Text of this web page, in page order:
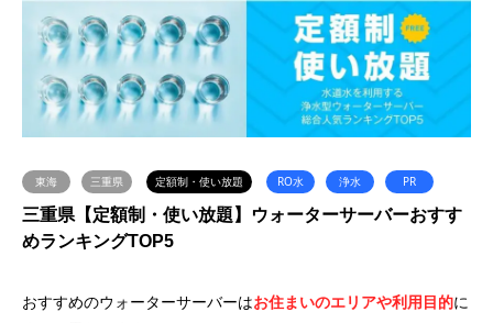
東海 三重県 定額制・使い放題 RO水 浄水 PR
三重県【定額制・使い放題】ウォーターサーバーおすす
めランキングTOP5
おすすめのウォーターサーバーはお住まいのエリアや利用目的に